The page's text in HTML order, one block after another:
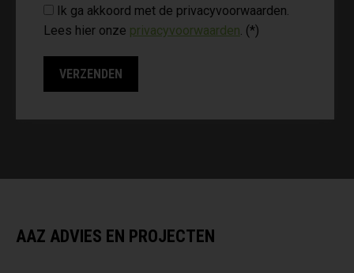
Ik ga akkoord met de privacyvoorwaarden.
Lees hier onze privacyvoorwaarden. (*)
AAZ ADVIES EN PROJECTEN